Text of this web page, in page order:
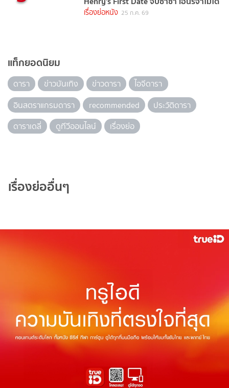
เรื่องย่อหนัง 25 ก.ค. 69
แท็กยอดนิยม
ดารา ข่าวบันเทิง ข่าวดารา
ไอจีดารา
อินสตราแกรมดารา
recommended
ประวัติดารา
ดาราเดลี่
ดูทีวีออนไลน์ เรื่องย่อ
เรื่องย่ออื่นๆ